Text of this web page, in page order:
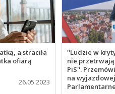
a straciła
ofiarą
26.05.2023
''Ludzie w
nie
PiS''.
na